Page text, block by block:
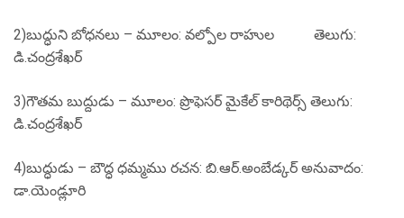
2)బుద్ధుని బోధనలు – మూలం: వల్పోల రాహుల తెలుగు:
డి.చంద్రశేఖర్
3)గౌతమ బుద్దుడు – మూలం: ప్రొఫెసర్ మైకేల్ కారిథెర్స్ తెలుగు:
డి.చంద్రశేఖర్
4)బుద్ధుడు – బౌద్ధ ధమ్మము రచన: బి.ఆర్.అంబేడ్కర్ అనువాదం:
డా.యెండ్లూరి